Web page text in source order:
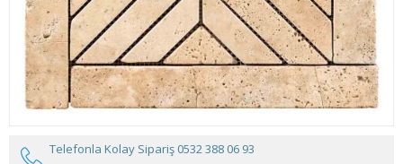
Telefonla Kolay Sipariş 0532 388 06 93